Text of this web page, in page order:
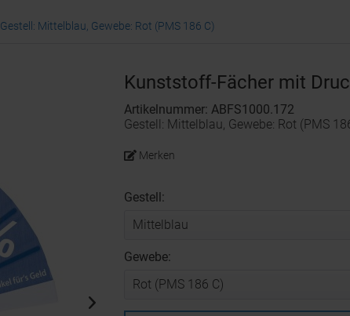
Mittelblau, Gewebe: Rot (PMS 186 C)
Kunststoff-Fächer mit
Artikelnummer: ABFS1000.172
Gestell: Mittelblau, Gewebe: Rot (PMS
Merken
Gestell:
Gewebe: